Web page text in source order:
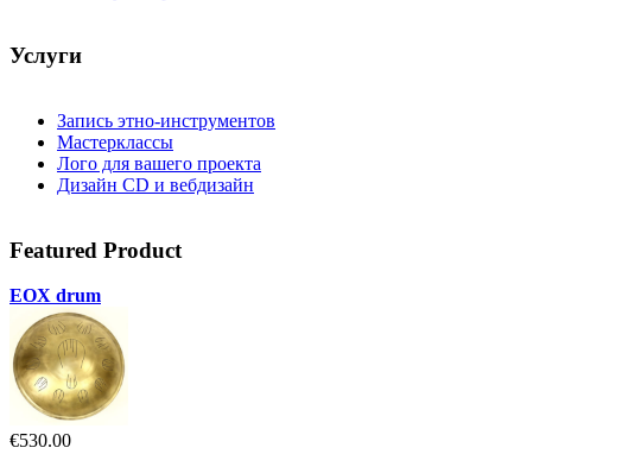
Услуги
Запись этно-инструментов
Мастерклассы
Лого для вашего проекта
Дизайн CD и вебдизайн
Featured Product
EOX drum
€530.00